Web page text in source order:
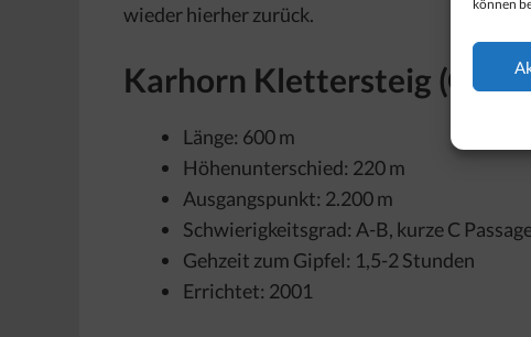
können
wieder hierher zurück.
Karhorn Klettersteig
Länge: 600 m
Höhenunterschied: 220 m
Ausgangspunkt: 2.200 m
Schwierigkeitsgrad: A-B, kurze C
Gehzeit zum Gipfel: 1,5-2 Stunden
Errichtet: 2001